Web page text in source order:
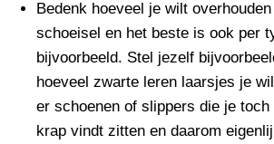
Bedenk hoeveel je wilt
schoeisel en het beste is ook per
bijvoorbeeld. Stel jezelf
hoeveel zwarte leren laarsjes je
er schoenen of slippers die je
krap vindt zitten en daarom